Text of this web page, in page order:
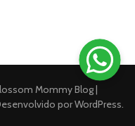
Mommy Blog |
porWordPress.